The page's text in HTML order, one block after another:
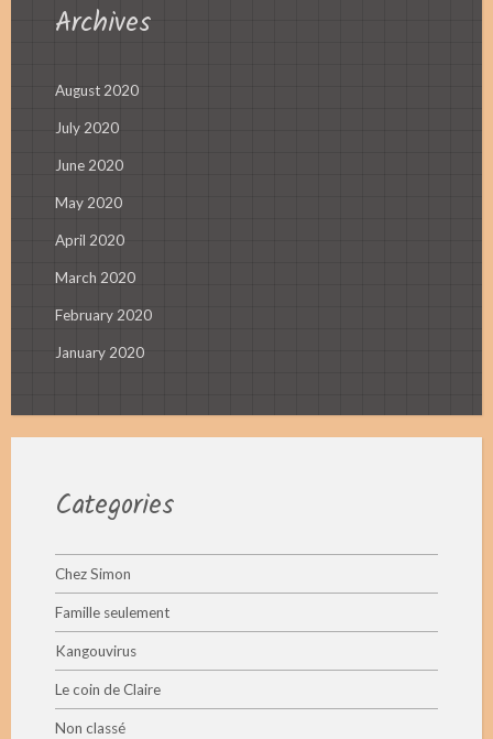
Archives
August 2020
July 2020
June 2020
May 2020
April 2020
March 2020
February 2020
January 2020
Categories
Chez Simon
Famille seulement
Kangouvirus
Le coin de Claire
Non classé